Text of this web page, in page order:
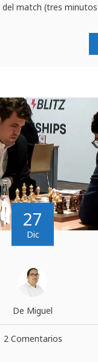
match (tres minutos
27
Dic
De Miguel
2 Comentarios